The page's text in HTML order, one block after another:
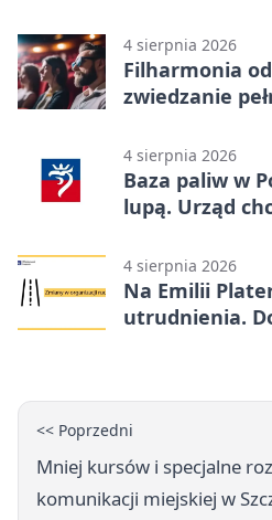
4 sierpnia 2026
Filharmonia
zwiedzanie
4 sierpnia 2026
Baza paliw w
lupą. Urząd
4 sierpnia 2026
Na Emilii
utrudnienia.
<< Poprzedni
Mniej kursów i specjalne
komunikacji miejskiej w